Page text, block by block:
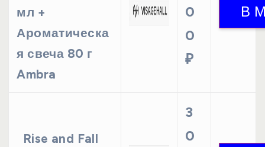
мл +
Ароматическа
я свеча 80 г
Ambra
0
0
₽
Rise and Fall
3
0